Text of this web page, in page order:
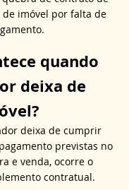
imóvel por falta de
quando
deixa de
deixa de cumprir
previstas no
e venda, ocorre o
contratual.